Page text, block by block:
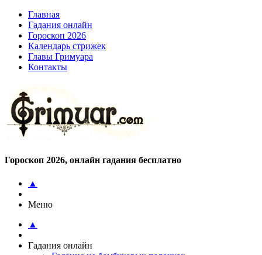
Главная
Гадания онлайн
Гороскоп 2026
Календарь стрижек
Главы Гримуара
Контакты
Гороскоп 2026, онлайн гадания бесплатно
▲
Меню
▲
Гадания онлайн